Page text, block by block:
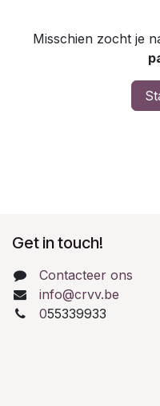
Misschien zocht je
Get in touch!
Contacteer ons
info@crvv.be
055339933